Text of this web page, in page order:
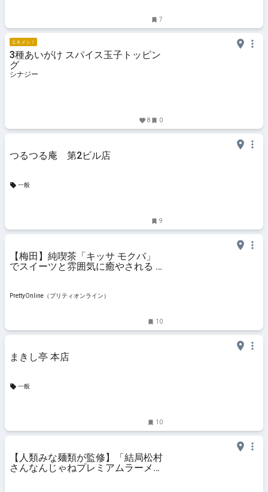
7
エキメシ！
3種あいがけ スパイス玉子トッピン
グ
シナジー
8 0
つるつる庵 第2ビル店
一般
9
【梅田】純喫茶「キッサ モクバ」
でスイーツと雰囲気に癒やされる |
PrettyOnline（プリティオンライン）
10
まきし亭 本店
一般
10
【人類みな麺類が監修】「結局松村
さんなんじゃねプレミアムラーメ